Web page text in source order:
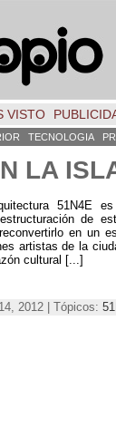
VISTO
TECNOLOGIA
LA
51N4E
de
en un
artistas de la
cultural [...]
2012 | Tópicos: 51